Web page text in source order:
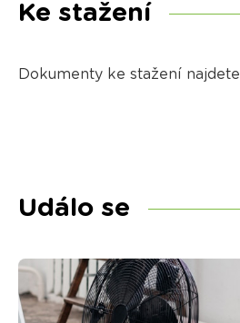
Ke stažení
Dokumenty ke stažení najdete
Událo se